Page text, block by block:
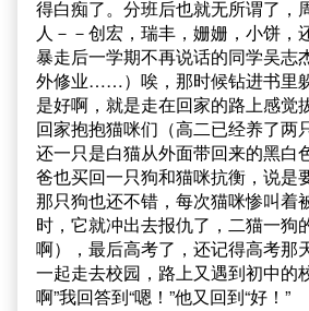
得白痴了。分班后也就无所谓了，
人－－创宏，瑞丰，姗姗，小饼，
暴走后一学期不再说话的同学吴志
外修业……）唉，那时候钻进书里
是好啊，就是走在回家的路上感
回家抱抱猫咪们（高二已经养了两
还一只是白猫从外面带回来的黑白
爸也买回一只狗和猫咪抗衡，说是
那只狗也还不错，每次猫咪惨叫着
时，它就冲出去报仇了，二猫一狗
啊），最后高考了，还记得高考那
一起走去校园，路上又遇到初中的
啊”我回答到“嗯！”他又回到“好！”